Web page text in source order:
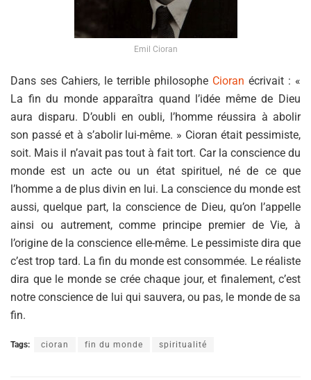
Emil Cioran
Dans ses Cahiers, le terrible philosophe Cioran écrivait : «
La fin du monde apparaîtra quand l’idée même de Dieu
aura disparu. D’oubli en oubli, l’homme réussira à abolir
son passé et à s’abolir lui-même. » Cioran était pessimiste,
soit. Mais il n’avait pas tout à fait tort. Car la conscience du
monde est un acte ou un état spirituel, né de ce que
l’homme a de plus divin en lui. La conscience du monde est
aussi, quelque part, la conscience de Dieu, qu’on l’appelle
ainsi ou autrement, comme principe premier de Vie, à
l’origine de la conscience elle-même. Le pessimiste dira que
c’est trop tard. La fin du monde est consommée. Le réaliste
dira que le monde se crée chaque jour, et finalement, c’est
notre conscience de lui qui sauvera, ou pas, le monde de sa
fin.
Tags: cioran fin du monde spiritualité